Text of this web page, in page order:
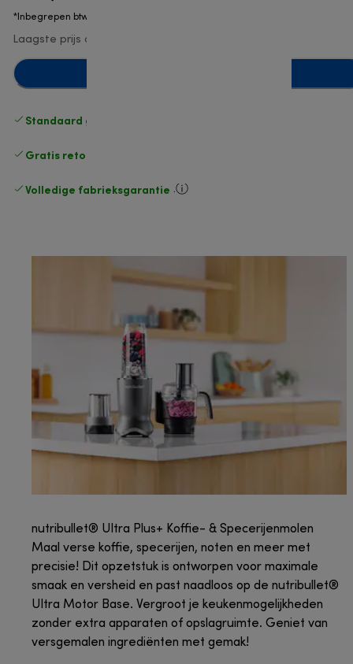
*Inbegrepen btw
Laagste prijs afgelopen 30 dagen
Standaard gratis verzending
Gratis retourneren
Volledige fabrieksgarantie .
nutribullet® Ultra Plus+ Koffie- & Specerijenmolen
Maal verse koffie, specerijen, noten en meer met
precisie! Dit opzetstuk is ontworpen voor maximale
smaak en versheid en past naadloos op de nutribullet®
Ultra Motor Base. Vergroot je keukenmogelijkheden
zonder extra apparaten of opslagruimte. Geniet van
versgemalen ingrediënten met gemak!